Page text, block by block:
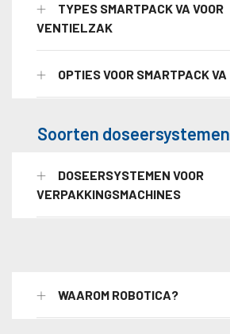
TYPES SMARTPACK VA VOOR
VENTIELZAK
OPTIES VOOR SMARTPACK VA
Soorten doseersystemen
DOSEERSYSTEMEN VOOR
VERPAKKINGSMACHINES
WAAROM ROBOTICA?